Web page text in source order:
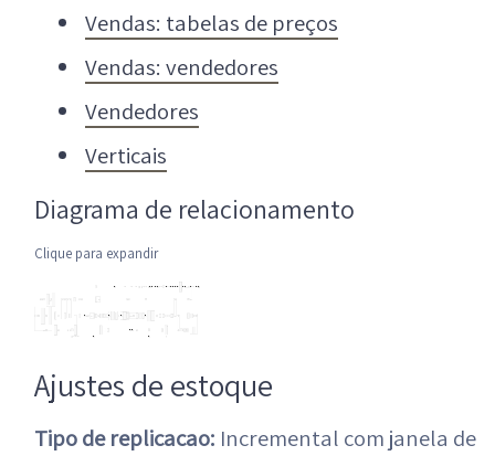
Vendas: tabelas de preços
Vendas: vendedores
Vendedores
Verticais
Diagrama de relacionamento
Clique para expandir
Ajustes de estoque
Tipo de replicacao: Incremental com janela de